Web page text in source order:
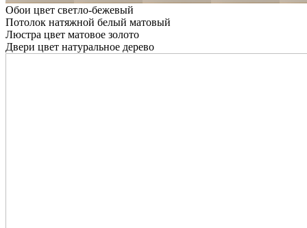
Обои цвет светло-бежевый
Потолок натяжной белый матовый
Люстра цвет матовое золото
Двери цвет натуральное дерево